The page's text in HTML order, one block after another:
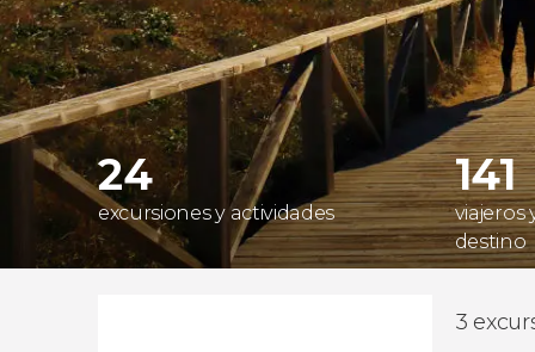
Turquía
24
excursiones y actividades
141
viajeros
destino
3